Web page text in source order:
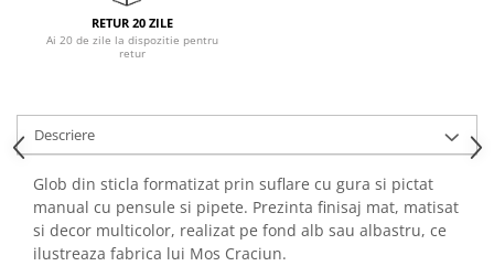
RETUR 20 ZILE
Ai 20 de zile la dispozitie pentru
retur
Descriere
Glob din sticla formatizat prin suflare cu gura si pictat
manual cu pensule si pipete. Prezinta finisaj mat, matisat
si decor multicolor, realizat pe fond alb sau albastru, ce
ilustreaza fabrica lui Mos Craciun.